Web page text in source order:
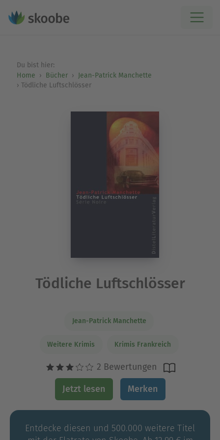
Du bist hier:
Home
Bücher
Jean-Patrick Manchette
Tödliche Luftschlösser
Tödliche Luftschlösser
Jean-Patrick Manchette
Weitere Krimis Krimis Frankreich
2 Bewertungen
Jetzt lesen Merken
Entdecke diesen und 500.000 weitere Titel